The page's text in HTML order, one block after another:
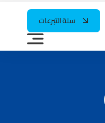
سلة التبرعات